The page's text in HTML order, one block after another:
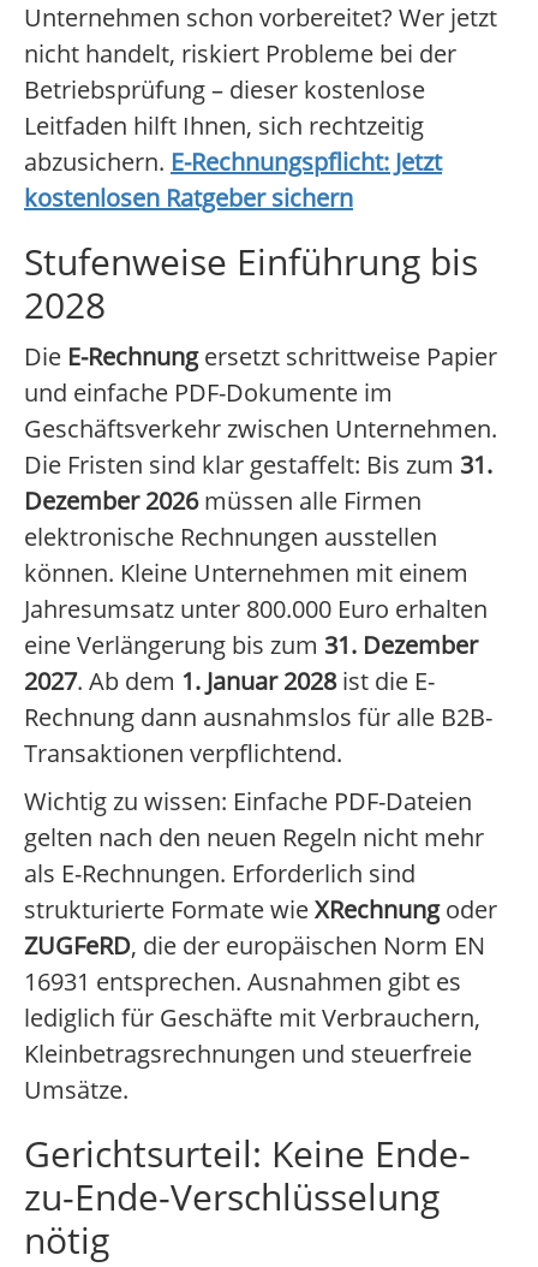
Unternehmen schon vorbereitet? Wer jetzt
nicht handelt, riskiert Probleme bei der
Betriebsprüfung – dieser kostenlose
Leitfaden hilft Ihnen, sich rechtzeitig
abzusichern. E-Rechnungspflicht: Jetzt
kostenlosen Ratgeber sichern
Stufenweise Einführung bis
2028
Die E-Rechnungersetzt schrittweise Papier
und einfache PDF-Dokumente im
Geschäftsverkehr zwischen Unternehmen.
Die Fristen sind klar gestaffelt: Bis zum 31.
Dezember 2026müssen alle Firmen
elektronische Rechnungen ausstellen
können. Kleine Unternehmen mit einem
Jahresumsatz unter 800.000 Euro erhalten
eine Verlängerung bis zum 31. Dezember
2027. Ab dem 1. Januar 2028ist die E-
Rechnung dann ausnahmslos für alle B2B-
Transaktionen verpflichtend.
Wichtig zu wissen: Einfache PDF-Dateien
gelten nach den neuen Regeln nicht mehr
als E-Rechnungen. Erforderlich sind
strukturierte Formate wieXRechnungoder
ZUGFeRD, die der europäischen Norm EN
16931 entsprechen. Ausnahmen gibt es
lediglich für Geschäfte mit Verbrauchern,
Kleinbetragsrechnungen und steuerfreie
Umsätze.
Gerichtsurteil: Keine Ende-
zu-Ende-Verschlüsselung
nötig